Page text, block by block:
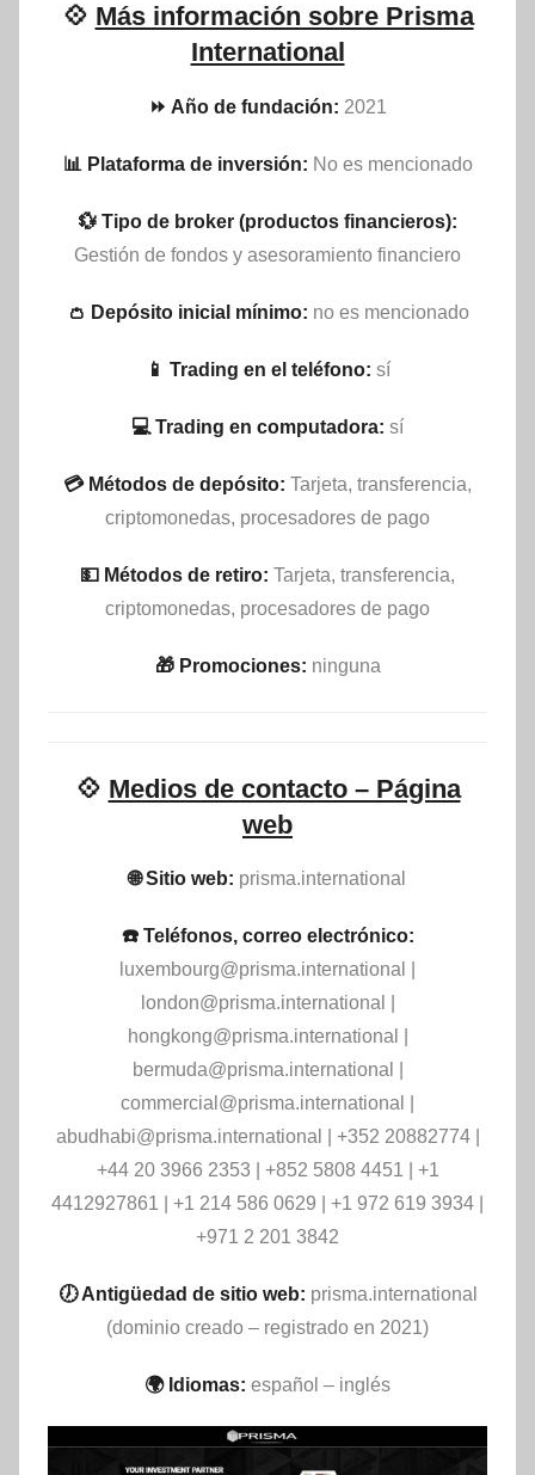
💠 Más información sobre Prisma
International
⏩ Año de fundación: 2021
📊 Plataforma de inversión: No es mencionado
💱 Tipo de broker (productos financieros):
Gestión de fondos y asesoramiento financiero
👛 Depósito inicial mínimo: no es mencionado
📱 Trading en el teléfono: sí
💻 Trading en computadora: sí
💳 Métodos de depósito: Tarjeta, transferencia,
criptomonedas, procesadores de pago
💵​ Métodos de retiro: Tarjeta, transferencia,
criptomonedas, procesadores de pago
🎁 Promociones: ninguna
💠 Medios de contacto – Página
web
🌐 Sitio web: prisma.international
☎️ Teléfonos, correo electrónico:
luxembourg@prisma.international
london@prisma.international
hongkong@prisma.international
bermuda@prisma.international
commercial@prisma.international
abudhabi@prisma.international
| +352 20882774 |
+44 20 3966 2353 | +852 5808 4451 | +1
4412927861 | +1 214 586 0629 | +1 972 619 3934 |
+971 2 201 3842
🕖 Antigüedad de sitio web: prisma.international
(dominio creado – registrado en 2021)
🌍 Idiomas: español – inglés